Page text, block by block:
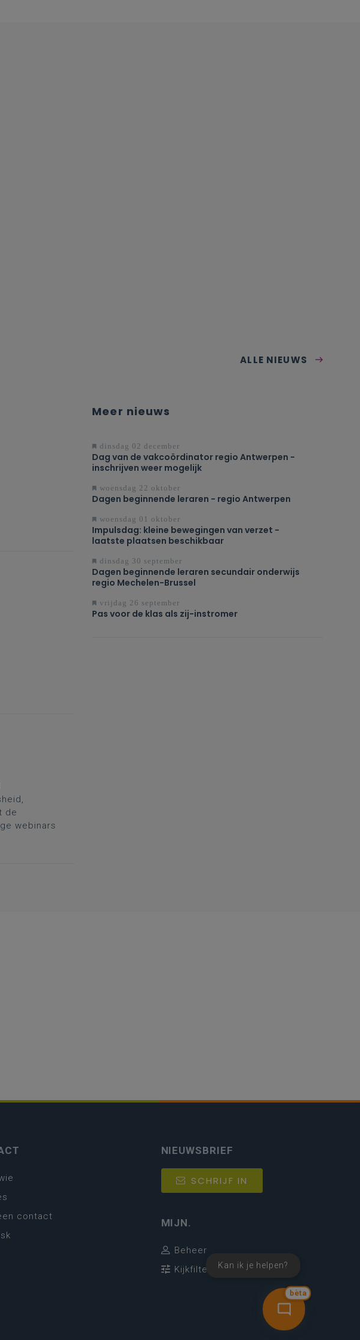
ALLE NIEUWS
de
webinars
Meer nieuws
dinsdag 02 december
Dag van de vakcoördinator regio Antwerpen -
inschrijven weer mogelijk
woensdag 22 oktober
Dagen beginnende leraren - regio Antwerpen
woensdag 01 oktober
Impulsdag: kleine bewegingen van verzet -
laatste plaatsen beschikbaar
dinsdag 30 september
Dagen beginnende leraren secundair onderwijs
regio Mechelen-Brussel
vrijdag 26 september
Pas voor de klas als zij-instromer
bèta
Kan ik je helpen?
contact
NIEUWSBRIEF
SCHRIJF IN
MIJN.
Beheer
Kijkfilter